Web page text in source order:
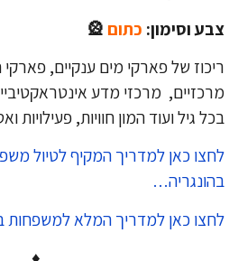
וסימון:כתום🎡
של פארקי מים ענקיים, פארקי
מרכזי מדע אינטראקטיביים
גיל ועוד המון חוויות, פעילויות
כאן למדריך המקיף לטיול
כאן למדריך המלא למשפחות